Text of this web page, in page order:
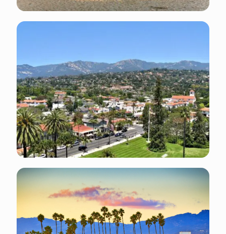
Indicatif régional téléphonique : +1 805
Électricité : l’électricité aux États-Unis est de
Événements annuels : Santa Barbara
International Film Festival (Janvier-Février),
Summer Solstice Parade (Juin), Old Spanish
Days Fiesta (Août), Harbor & Seafood Festival
(Octobre) et bien plus encore.
Les jours fériés : vérifier sur le site Web du
gouvernement
Températures moyennes : Été (Juin - Août) : 16
ºC - 25 ºC Automne (Septembre - Novembre) :
14 ºC - 23 ºC Hiver (Décembre - Février) : 8 ºC -
18 ºC Printemps (Mars - Mai) : 12 ºC - 22 ºC